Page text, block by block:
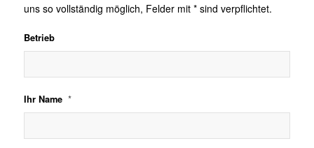
uns so vollständig möglich, Felder mit * sind verpflichtet.
Betrieb
Ihr Name *